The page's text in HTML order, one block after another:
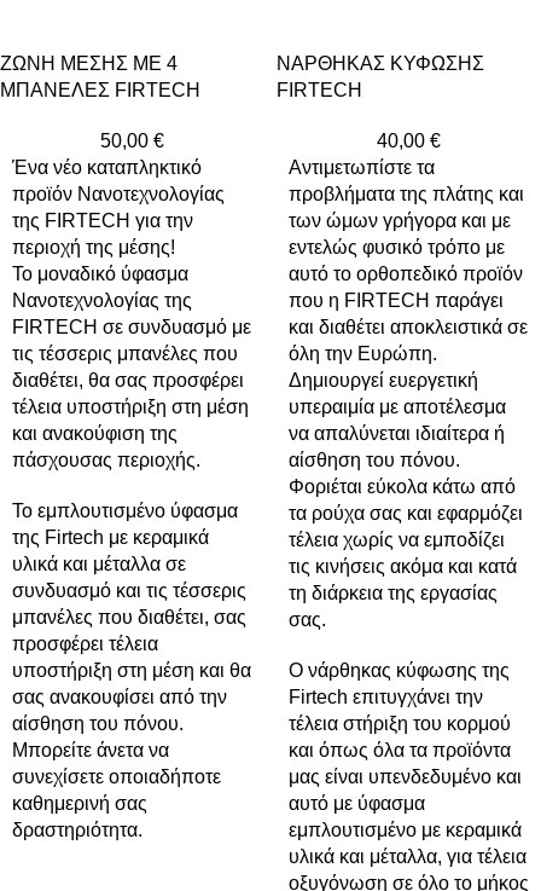
ΖΩΝΗ ΜΕΣΗΣ ΜΕ 4
ΜΠΑΝΕΛΕΣ FIRTECH
50,00 €
Ένα νέο καταπληκτικό
προϊόν Νανοτεχνολογίας
της FIRTECH για την
περιοχή της μέσης!
Το μοναδικό ύφασμα
Νανοτεχνολογίας της
FIRTECH σε συνδυασμό με
τις τέσσερις μπανέλες που
διαθέτει, θα σας προσφέρει
τέλεια υποστήριξη στη μέση
και ανακούφιση της
πάσχουσας περιοχής.
Το εμπλουτισμένο ύφασμα
της Firtech με κεραμικά
υλικά και μέταλλα σε
συνδυασμό και τις τέσσερις
μπανέλες που διαθέτει, σας
προσφέρει τέλεια
υποστήριξη στη μέση και θα
σας ανακουφίσει από την
αίσθηση του πόνου.
Μπορείτε άνετα να
συνεχίσετε οποιαδήποτε
καθημερινή σας
δραστηριότητα.
ΝΑΡΘΗΚΑΣ ΚΥΦΩΣΗΣ
FIRTECH
40,00 €
Αντιμετωπίστε τα
προβλήματα της πλάτης και
των ώμων γρήγορα και με
εντελώς φυσικό τρόπο με
αυτό το ορθοπεδικό προϊόν
που η FIRTECH παράγει
και διαθέτει αποκλειστικά σε
όλη την Ευρώπη.
Δημιουργεί ευεργετική
υπεραιμία με αποτέλεσμα
να απαλύνεται ιδιαίτερα ή
αίσθηση του πόνου.
Φοριέται εύκολα κάτω από
τα ρούχα σας και εφαρμόζει
τέλεια χωρίς να εμποδίζει
τις κινήσεις ακόμα και κατά
τη διάρκεια της εργασίας
σας.
Ο νάρθηκας κύφωσης της
Firtech επιτυγχάνει την
τέλεια στήριξη του κορμού
και όπως όλα τα προϊόντα
μας είναι υπενδεδυμένο και
αυτό με ύφασμα
εμπλουτισμένο με κεραμικά
υλικά και μέταλλα, για τέλεια
οξυγόνωση σε όλο το μήκος